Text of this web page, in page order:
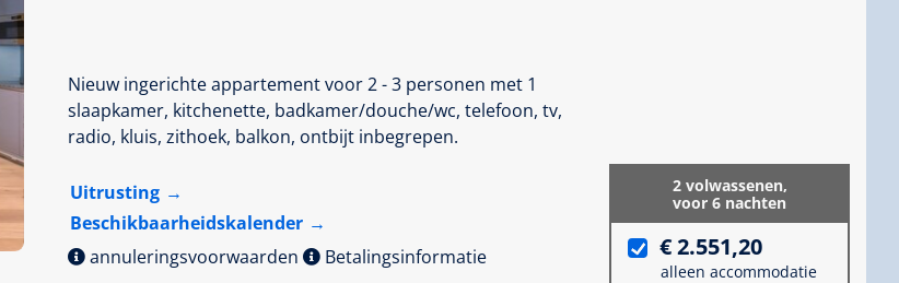
Nieuw ingerichte appartement voor 2 - 3 personen met 1
slaapkamer, kitchenette, badkamer/douche/wc, telefoon, tv,
radio, kluis, zithoek, balkon, ontbijt inbegrepen.
Uitrusting
Beschikbaarheidskalender
annuleringsvoorwaarden
Betalingsinformatie
2 volwassenen,
voor 6 nachten
€ 2.551,20
alleen accommodatie